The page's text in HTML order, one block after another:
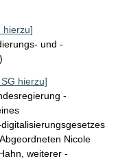
hierzu]
und -
hierzu]
-
Nicole
weiterer -